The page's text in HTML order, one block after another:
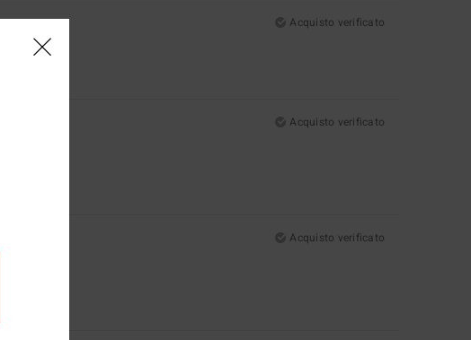
Acquisto verificato
Acquisto verificato
Acquisto verificato